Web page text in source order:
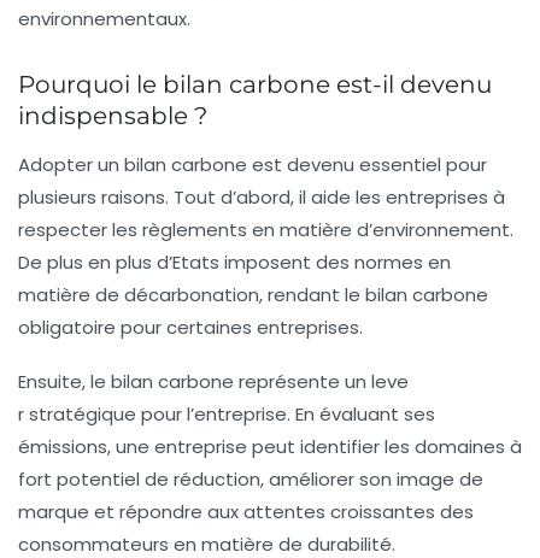
environnementaux.
Pourquoi le bilan carbone est-il devenu
indispensable ?
Adopter un bilan carbone est devenu essentiel pour
plusieurs raisons. Tout d’abord, il aide les entreprises à
respecter les règlements en matière d’environnement.
De plus en plus d’Etats imposent des normes en
matière de décarbonation, rendant le bilan carbone
obligatoire pour certaines entreprises.
Ensuite, le bilan carbone représente un leve
r stratégique pour l’entreprise. En évaluant ses
émissions, une entreprise peut identifier les domaines à
fort potentiel de réduction, améliorer son image de
marque et répondre aux attentes croissantes des
consommateurs en matière de durabilité.